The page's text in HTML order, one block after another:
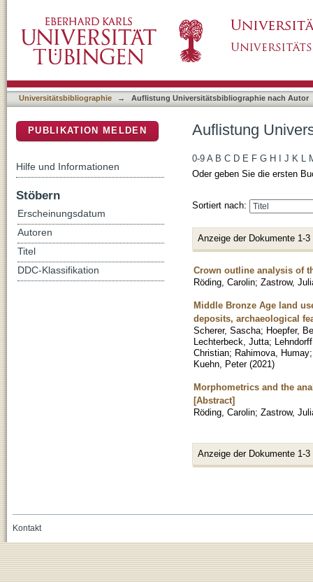
Universitätsbibliographie → Auflistung Universitätsbibliographie nach Autor
Auflistung
0-9 A B C D E F G H J K L
Oder geben Sie die ersten
Sortiert nach:
Anzeige der Dokumente 1-3
Crown outline analysis of
Röding, Carolin; Zastrow,
Middle Bronze Age land
deposits, archaeological
Scherer, Sascha; Hoepfer,
Lechterbeck, Jutta;
Christian; Rahimova, Humay
Kuehn, Peter (2021)
Morphometrics and the
[Abstract]
Röding, Carolin; Zastrow,
Anzeige der Dokumente 1-3
PUBLIKATION MELDEN
Hilfe und Informationen
Stöbern
Erscheinungsdatum
Autoren
Titel
DDC-Klassifikation
Kontakt